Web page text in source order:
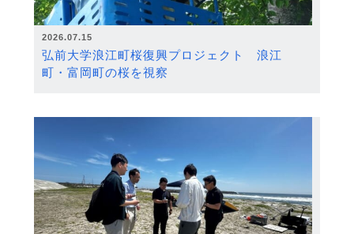
2026.07.15
弘前大学浪江町桜復興プロジェクト 浪江
町・富岡町の桜を視察